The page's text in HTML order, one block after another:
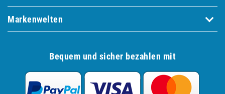
Markenwelten
Bequem und sicher bezahlen mit